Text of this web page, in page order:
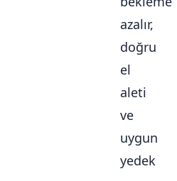
azalır,
doğru
el
aleti
ve
uygun
yedek